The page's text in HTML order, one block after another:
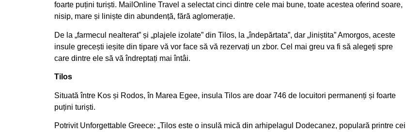
foarte puțini turiști. MailOnline Travel a selectat cinci dintre cele mai bune, toate acestea oferind soare,
nisip, mare și liniște din abundență, fără aglomerație.
De la „farmecul nealterat” și „plajele izolate” din Tilos, la „îndepărtata”, dar „liniștita” Amorgos, aceste
insule grecești ieșite din tipare vă vor face să vă rezervați un zbor. Cel mai greu va fi să alegeți spre
care dintre ele să vă îndreptați mai întâi.
Tilos
Situată între Kos și Rodos, în Marea Egee, insula Tilos are doar 746 de locuitori permanenți și foarte
puțini turiști.
Potrivit Unforgettable Greece: „Tilos este o insulă mică din arhipelagul Dodecanez, populară printre cei